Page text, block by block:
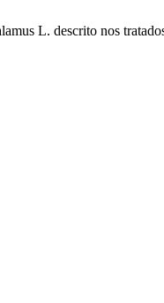
L. descrito nos